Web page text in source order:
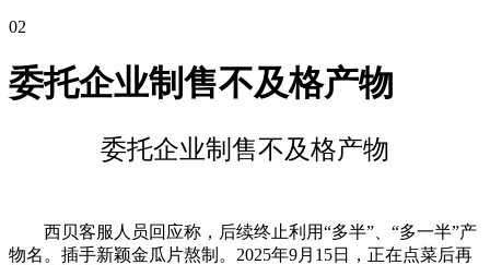
02
委托企业制售不及格产物
委托企业制售不及格产物
西贝客服人员回应称，后续终止利用“多半”、“多一半”产
物名。插手新颖金瓜片熬制。2025年9月15日，正在点菜后再